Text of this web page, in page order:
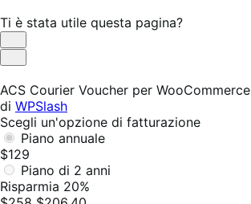
Ti è stata utile questa pagina?
Utile
Non
ACS Courier Voucher per WooCommerce
di WPSlash
Scegli un'opzione di fatturazione
Piano annuale
$129
Piano di 2 anni
Risparmia 20%